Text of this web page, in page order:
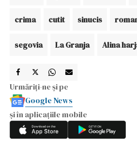
crima cutit sinucis
segovia La Granja Alina
Urmăriți-ne și pe
Google News
și în aplicațiile mobile